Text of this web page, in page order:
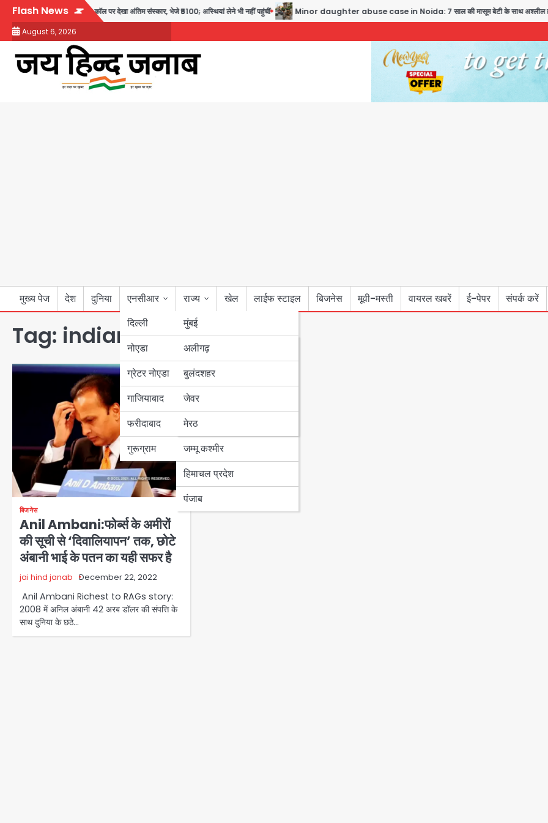
Skip
content
Flash News
तीनों बेटियों ने वीडियो कॉल पर देखा अंतिम संस्कार, भेजे ₹5100; अस्थियां लेने भी नहीं पहुंचीं Minor daughter abuse case in Noida: 7 साल की मासूम बेटी के साथ अश्लील हरकत करने
August 6, 2026
मुख्य पेज देश दुनिया
एनसीआर
दिल्ली
नोएडा
ग्रेटर नोएडा
गाजियाबाद
फरीदाबाद
गुरूग्राम
राज्य
मुंबई
उत्तर प्रदेश
अलीगढ़
बुलंदशहर
जेवर
मेरठ
बिहार
पंजाब
हरियाणा
जम्मू कश्मीर
हिमाचल प्रदेश
पंजाब
खेल लाईफ स्टाइल बिजनेस मूवी-मस्ती वायरल खबरें ई-पेपर संपर्क करें
Tag: indiarichestperson
बिजनेस
Anil Ambani:फोर्ब्स के अमीरों
की सूची से ‘दिवालियापन’ तक, छोटे
अंबानी भाई के पतन का यही सफर है
jai hind janab December 22, 2022
Anil Ambani Richest to RAGs story:
2008 में अनिल अंबानी 42 अरब डॉलर की संपत्ति के
साथ दुनिया के छठे…